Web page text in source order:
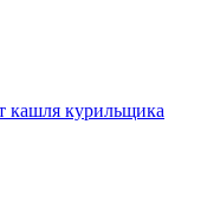
кашля курильщика